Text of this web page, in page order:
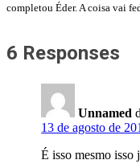
completou Éder. A coisa vai
6 Responses
Unnamed
13 de agosto de
É isso mesmo isso